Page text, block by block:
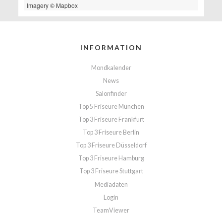
Imagery © Mapbox
INFORMATION
Mondkalender
News
Salonfinder
Top 5 Friseure München
Top 3 Friseure Frankfurt
Top 3 Friseure Berlin
Top 3 Friseure Düsseldorf
Top 3 Friseure Hamburg
Top 3 Friseure Stuttgart
Mediadaten
Login
TeamViewer